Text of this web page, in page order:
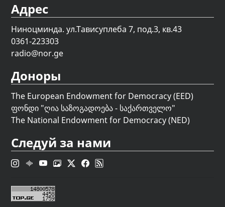
Адрес
Ниноцминда. ул.Тависуплеба 7, под.3, кв.43
0361-223303
radio@nor.ge
Доноры
The European Endowment for Democracy (EED)
ფონდი "ღია საზოგადოება - საქართველო"
The National Endowment for Democracy (NED)
Следуй за нами